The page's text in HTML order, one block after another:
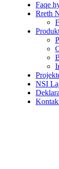
Faqe
Rreth
NSI